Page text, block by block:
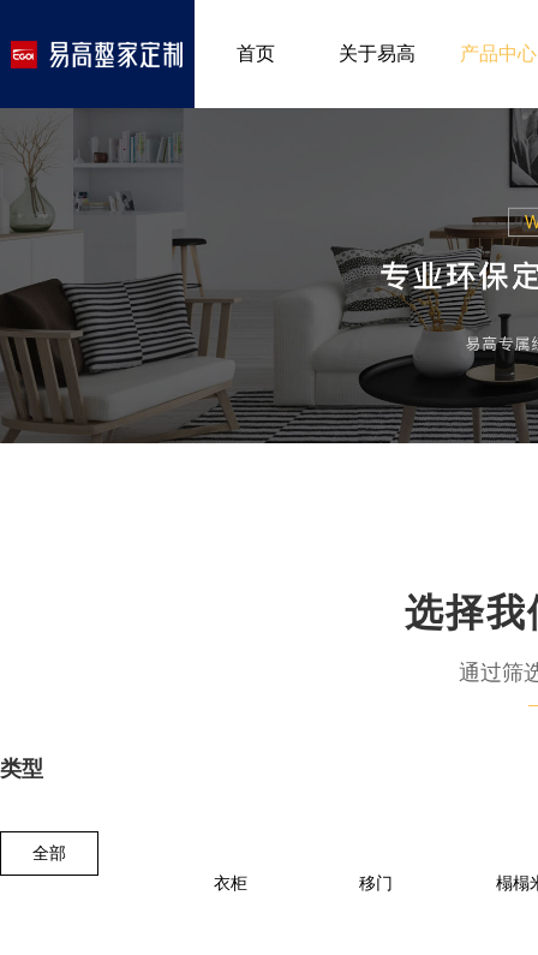
首页 关于易高
>
专卖形象 >
产品中心
室内非
儿童房
厨房空
餐厅空
客厅空
卧室空
木门系
选择我
通过筛
类型
全部
衣柜
移门 榻榻